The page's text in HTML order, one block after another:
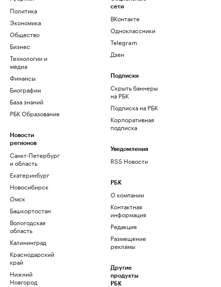
Политика
Экономика
Общество
Бизнес
Технологии и
медиа
Финансы
Биографии
База знаний
РБК Образование
Новости
регионов
Санкт-Петербург
и область
Екатеринбург
Новосибирск
Омск
Башкортостан
Вологодская
область
Калининград
Краснодарский
край
Нижний
Новгород
сети
ВКонтакте
Одноклассники
Telegram
Дзен
Подписки
Скрыть баннеры
на РБК
Подписка на РБК
Корпоративная
подписка
Уведомления
RSS Новости
РБК
О компании
Контактная
информация
Редакция
Размещение
рекламы
Другие
продукты
РБК